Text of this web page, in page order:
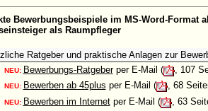
Bewerbungsbeispiele im MS-Word-Format
als Raumpfleger
Ratgeber und praktische Anlagen zur
NEU: Bewerbungs-Ratgeberper E-Mail ( , 107
NEU: Bewerben ab 45plus per E-Mail ( , 68
NEU: Bewerben im Internetper E-Mail ( , 63